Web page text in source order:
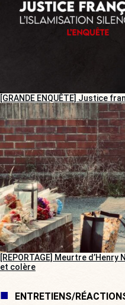
[GRANDE ENQUÊTE] Justice
[REPORTAGE] Meurtre
et colère
ENTRETIENS/